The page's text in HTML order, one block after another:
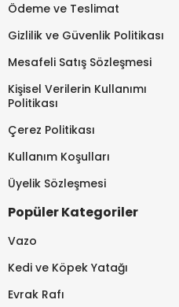
Ödeme ve Teslimat
Gizlilik ve Güvenlik Politikası
Mesafeli Satış Sözleşmesi
Kişisel Verilerin Kullanımı
Politikası
Çerez Politikası
Kullanım Koşulları
Üyelik Sözleşmesi
Popüler Kategoriler
Vazo
Kedi ve Köpek Yatağı
Evrak Rafı